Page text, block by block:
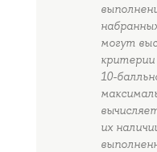
могут
10-
их